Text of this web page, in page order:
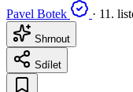
Pavel Botek
· 11.
Shrnout
Sdílet